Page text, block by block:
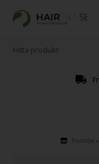
Forside